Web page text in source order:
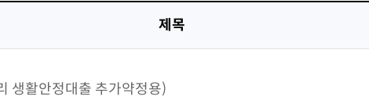
제목
생활안정대출 추가약정용)